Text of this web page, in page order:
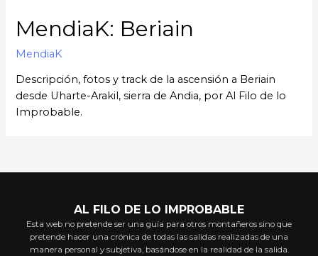
MendiaK: Beriain
MendiaK
Descripción, fotos y track de la ascensión a Beriain
desde Uharte-Arakil, sierra de Andia, por Al Filo de lo
Improbable.
AL FILO DE LO IMPROBABLE
Esta web no pretende ser una guía para otros montañeros sino que
pretende hacer una crónica de todas las salidas realizadas de una
manera personal y subjetiva, basándose en la realidad de la salida.